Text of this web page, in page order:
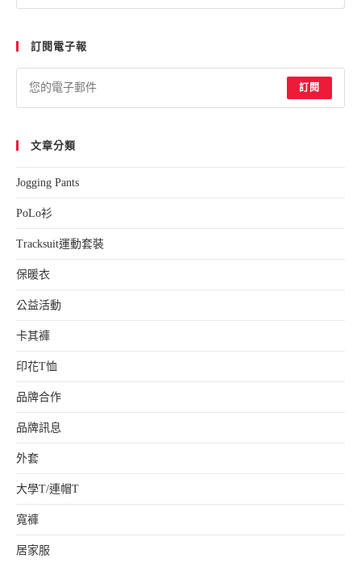
the
訂閱電子報
訂閱
文章分類
Jogging Pants
PoLo衫
Tracksuit運動套裝
保暖衣
公益活動
卡其褲
印花T恤
品牌合作
品牌訊息
外套
大學T/連帽T
寬褲
居家服